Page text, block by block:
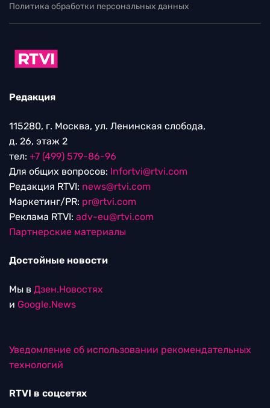
Политика обработки персональных данных
Редакция
115280, г. Москва, ул. Ленинская слобода,
д. 26, этаж 2
тел: +7 (499) 579-86-96
Для общих вопросов: Infortvi@rtvi.com
Редакция RTVI: news@rtvi.com
Маркетинг/PR: pr@rtvi.com
Реклама RTVI: adv-eu@rtvi.com
Партнерские материалы
Достойные новости
Мы в Дзен.Новостях
и Google.News
Уведомление об использовании рекомендательных
технологий
RTVI в соцсетях